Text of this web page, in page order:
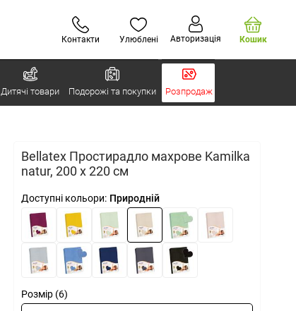
Контакти Улюблені Авторизація Кошик
Дитячі товари Подорожі та покупки Розпродаж
Bellatex Простирадло махрове Kamilka
natur, 200 x 220 см
Доступні кольори: Природній
Розмір (6)